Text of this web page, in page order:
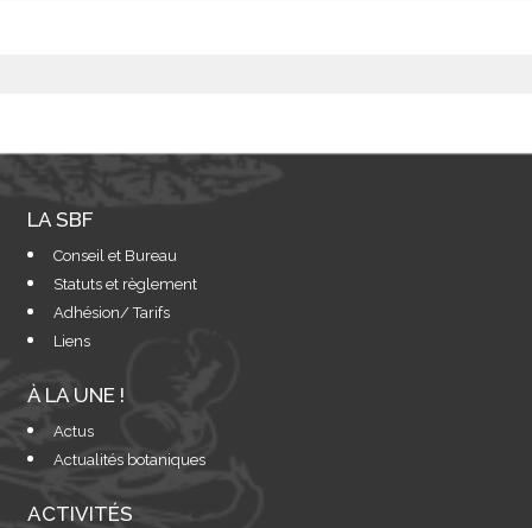
LA SBF
Conseil et Bureau
Statuts et règlement
Adhésion/ Tarifs
Liens
À LA UNE !
Actus
Actualités botaniques
ACTIVITÉS